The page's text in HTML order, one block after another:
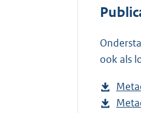
w
l
o
d
p
s
a
n
s
g
ook als